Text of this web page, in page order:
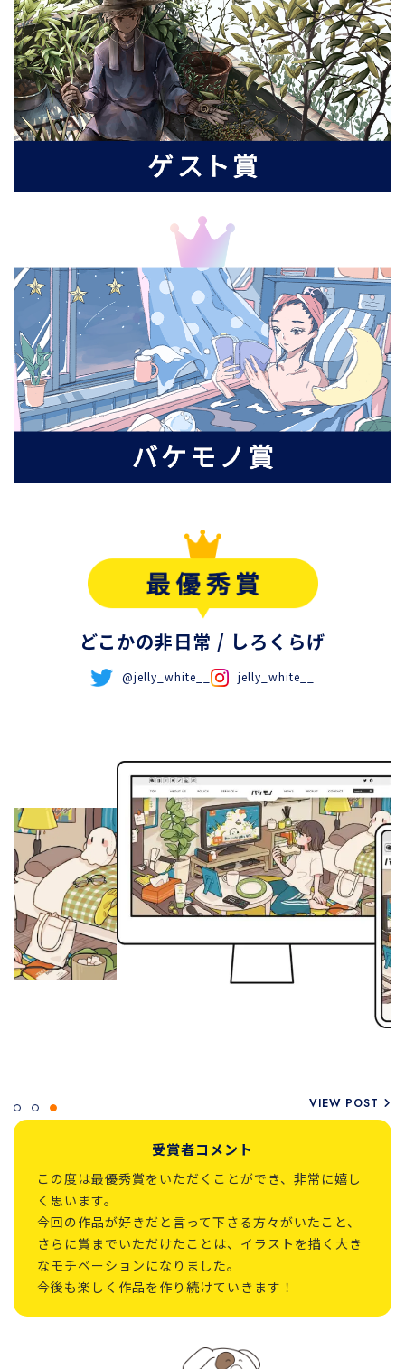
どこかの非日常 / しろくらげ
@jelly_white__ jelly_white__
VIEW POST
受賞者コメント
この度は最優秀賞をいただくことができ、非常に嬉し
く思います。
今回の作品が好きだと言って下さる方々がいたこと、
さらに賞までいただけたことは、イラストを描く大き
なモチベーションになりました。
今後も楽しく作品を作り続けていきます！